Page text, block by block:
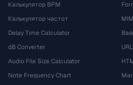
Калькулятор BPM
Калькулятор частот
Delay Time Calculator
dB Converter
Audio File Size Calculator
Note Frequency Chart